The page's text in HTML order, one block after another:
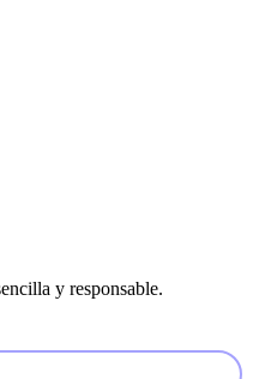
y responsable.